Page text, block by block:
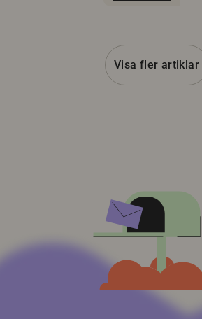
Visa fler artiklar